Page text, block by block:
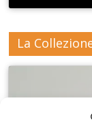
La